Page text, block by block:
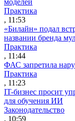
моделей
Практика
, 11:53
«Билайн» подал
названии бренда
Практика
, 11:44
ФАС запретила
Практика
, 11:23
IT-бизнес просит
для обучения ИИ
Законодательство
, 10:59